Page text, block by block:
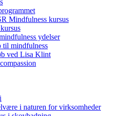
Mindfulness kursus
ydelser
til mindfulness
ved Lisa Klint
i naturen for virksomheder